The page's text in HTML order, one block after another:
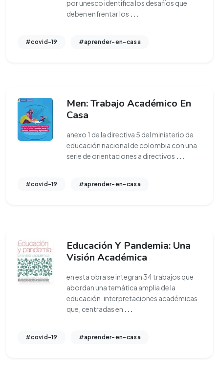
por unesco identifica los desafíos que
deben enfrentar los ...
#covid-19 #aprender-en-casa
Men: Trabajo Académico En
Casa
anexo 1 de la directiva 5 del ministerio de
educación nacional de colombia con una
serie de orientaciones a directivos ...
#covid-19 #aprender-en-casa
Educación Y Pandemia: Una
Visión Académica
en esta obra se integran 34 trabajos que
abordan una temática amplia de la
educación. interpretaciones académicas
que, centradas en ...
#covid-19 #aprender-en-casa